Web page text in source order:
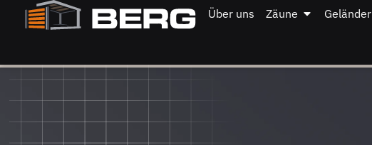
Über uns Zäune Geländer